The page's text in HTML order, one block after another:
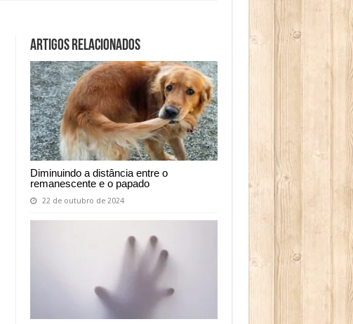
Artigos relacionados
Diminuindo a distância entre o
remanescente e o papado
22 de outubro de 2024